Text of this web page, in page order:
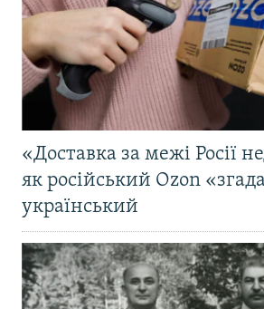
«Доставка за межі Росії
як російський Ozon
український